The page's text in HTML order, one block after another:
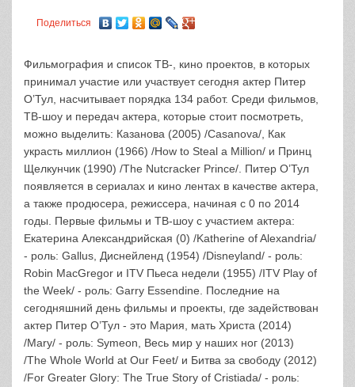
Поделиться
Фильмография и список ТВ-, кино проектов, в которых
принимал участие или участвует сегодня актер Питер
О’Тул, насчитывает порядка 134 работ. Среди фильмов,
ТВ-шоу и передач актера, которые стоит посмотреть,
можно выделить: Казанова (2005) /Casanova/, Как
украсть миллион (1966) /How to Steal a Million/ и Принц
Щелкунчик (1990) /The Nutcracker Prince/. Питер О’Тул
появляется в сериалах и кино лентах в качестве актера,
а также продюсера, режиссера, начиная с 0 по 2014
годы. Первые фильмы и ТВ-шоу с участием актера:
Екатерина Александрийская (0) /Katherine of Alexandria/
- роль: Gallus, Диснейленд (1954) /Disneyland/ - роль:
Robin MacGregor и ITV Пьеса недели (1955) /ITV Play of
the Week/ - роль: Garry Essendine. Последние на
сегодняшний день фильмы и проекты, где задействован
актер Питер О’Тул - это Мария, мать Христа (2014)
/Mary/ - роль: Symeon, Весь мир у наших ног (2013)
/The Whole World at Our Feet/ и Битва за свободу (2012)
/For Greater Glory: The True Story of Cristiada/ - роль: